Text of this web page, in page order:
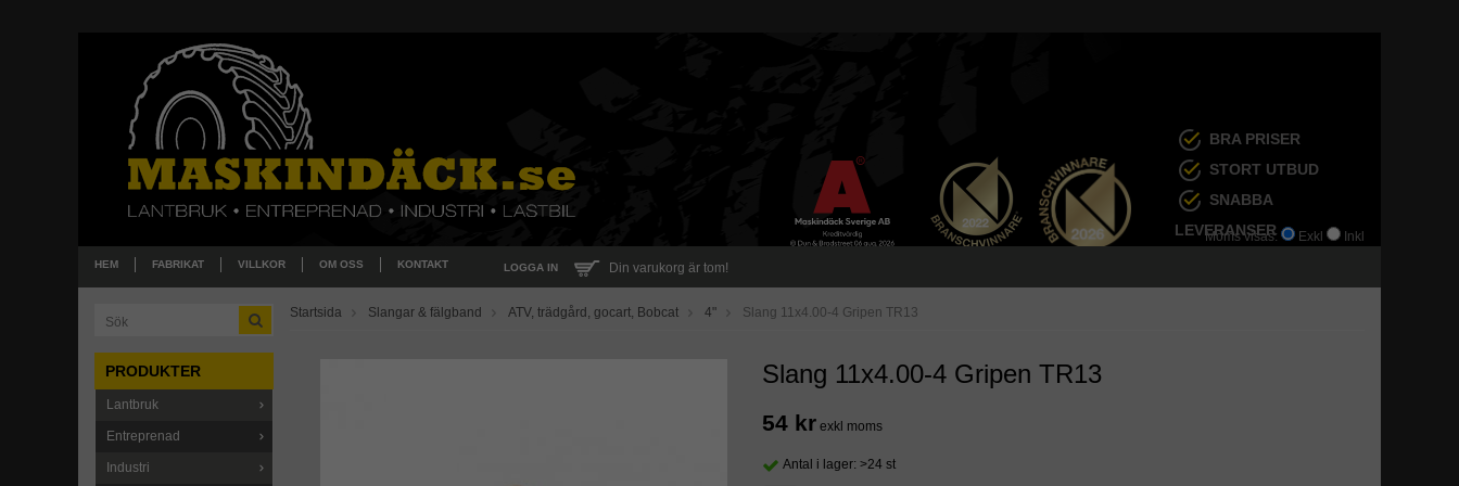
BRA PRISER
STORT UTBUD
SNABBA
LEVERANSER
Moms visas: Exkl Inkl
HEM FABRIKAT VILLKOR OM OSS KONTAKT LOGGA IN Din varukorg är tom!
PRODUKTER
Lantbruk
Entreprenad
Industri
Startsida Slangar & fälgband ATV, trädgård, gocart, Bobcat 4" Slang 11x4.00-4 Gripen TR13
Slang 11x4.00-4 Gripen TR13
54 kr exkl moms
Antal i lager: >24 st